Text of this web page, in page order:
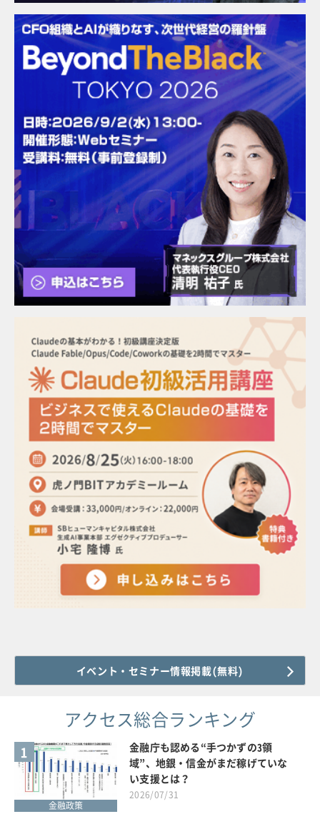
イベント・セミナー情報掲載(無料)
アクセス総合ランキング
1
金融政策
金融庁も認める“手つかずの3領
域”、地銀・信金がまだ稼げていな
い支援とは？
2026/07/31